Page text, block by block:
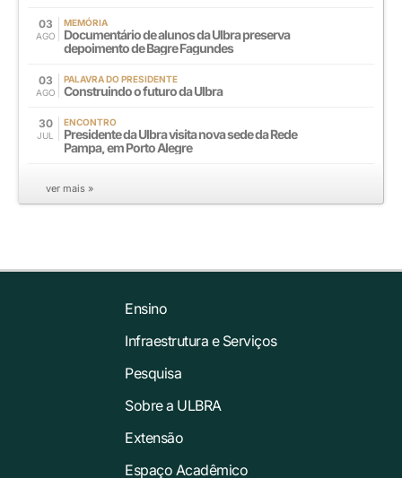
03
AGO
MEMÓRIA
Documentário de alunos da Ulbra preserva
depoimento de Bagre Fagundes
03
AGO
PALAVRA DO PRESIDENTE
Construindo o futuro da Ulbra
30
JUL
ENCONTRO
Presidente da Ulbra visita nova sede da Rede
Pampa, em Porto Alegre
ver mais »
Ensino
Infraestrutura e Serviços
Pesquisa
Sobre a ULBRA
Extensão
Espaço Acadêmico